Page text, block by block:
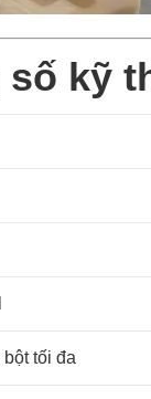
số kỹ
tối đa